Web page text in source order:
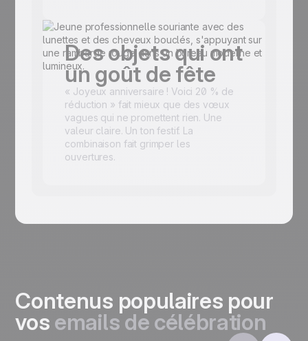
Des objets qui ont
un goût de fête
« Joyeux anniversaire ! Voici 20 % de
réduction » fait mieux que des vœux
vagues qui ne promettent rien. Une
valeur claire. Un ton festif. La
combinaison fait grimper les
ouvertures.
Contenus populaires pour
vos emails de célébration